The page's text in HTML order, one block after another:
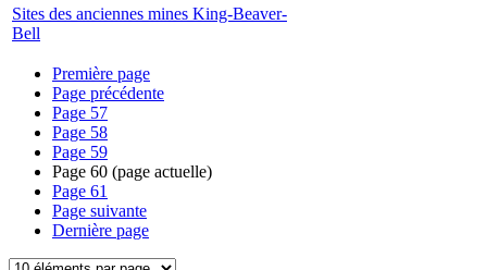
Sites des anciennes mines King-Beaver-
Bell
Première page
Page précédente
Page 57
Page 58
Page 59
Page 60 (page actuelle)
Page 61
Page suivante
Dernière page